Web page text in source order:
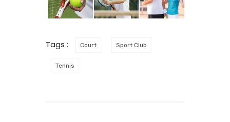
Tags : Court Sport Club
Tennis